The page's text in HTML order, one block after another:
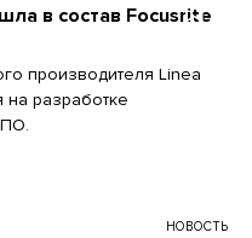
в состав Focusrite
производителя Linea
на разработке
ПО.
НОВОСТЬ